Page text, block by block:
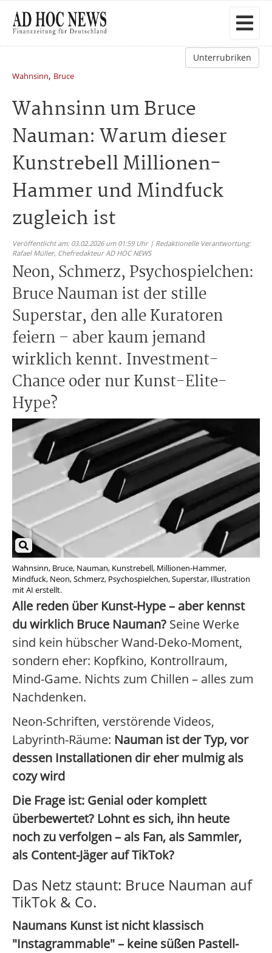
Unterrubriken
Wahnsinn, Bruce
Wahnsinn um Bruce
Nauman: Warum dieser
Kunstrebell Millionen-
Hammer und Mindfuck
zugleich ist
Veröffentlicht am: 03.02.2026 um 01:59 Uhr | Redaktionelle Verantwortung:
Rafael Müller, Chefredakteur AD HOC NEWS
Neon, Schmerz, Psychospielchen:
Bruce Nauman ist der stille
Superstar, den alle Kuratoren
feiern – aber kaum jemand
wirklich kennt. Investment-
Chance oder nur Kunst-Elite-
Hype?
Wahnsinn, Bruce, Nauman, Kunstrebell, Millionen-Hammer,
Mindfuck, Neon, Schmerz, Psychospielchen, Superstar, Illustration
mit AI erstellt.
Alle reden über Kunst-Hype – aber kennst
du wirklich Bruce Nauman? Seine Werke
sind kein hübscher Wand-Deko-Moment,
sondern eher: Kopfkino, Kontrollraum,
Mind-Game. Nichts zum Chillen – alles zum
Nachdenken.
Neon-Schriften, verstörende Videos,
Labyrinth-Räume: Nauman ist der Typ, vor
dessen Installationen dir eher mulmig als
cozy wird
Die Frage ist: Genial oder komplett
überbewertet? Lohnt es sich, ihn heute
noch zu verfolgen – als Fan, als Sammler,
als Content-Jäger auf TikTok?
Das Netz staunt: Bruce Nauman auf
TikTok & Co.
Naumans Kunst ist nicht klassisch
"Instagrammable" – keine süßen Pastell-